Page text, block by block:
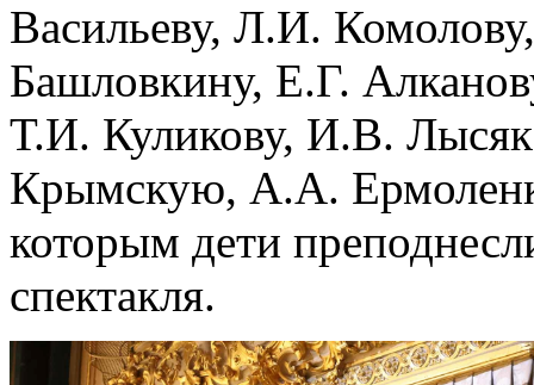
Васильеву, Л.И.
Башловкину, Е.Г.
Т.И. Куликову, И.В.
Крымскую, А.А.
которым дети
спектакля.